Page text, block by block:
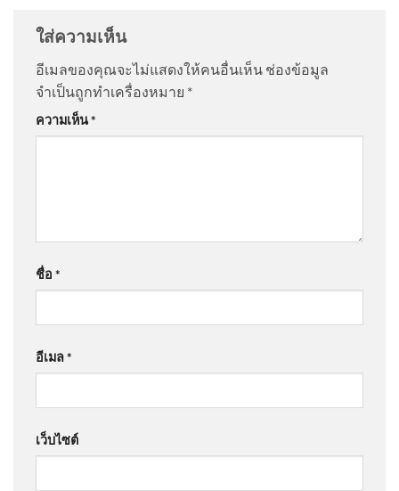
ใส่ความเห็น
อีเมลของคุณจะไม่แสดงให้คนอื่นเห็น ช่องข้อมูล
จำเป็นถูกทำเครื่องหมาย *
ความเห็น*
ชื่อ *
อีเมล*
เว็บไซต์